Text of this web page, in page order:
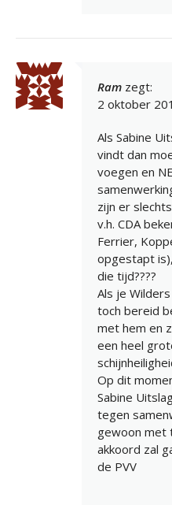
Ram zegt:
2 oktober
Als Sabine
vindt dan
voegen en
zijn er
v.h. CDA
Ferrier,
opgestapt
die tijd????
Als je
toch bereid
met hem en
een heel
Op dit
Sabine
tegen
gewoon met
akkoord zal
de PVV